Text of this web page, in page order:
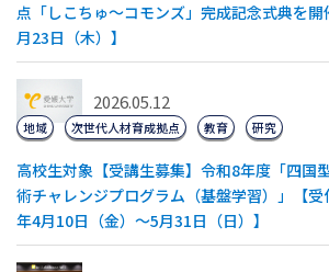
点「しこちゅ～コモンズ」完成記念式典を
月23日（木）】
2026.05.12
高校生対象【受講生募集】令和8年度「四国
術チャレンジプログラム（基盤学習）」【
年4月10日（金）～5月31日（日）】
地域 次世代人材育成拠点 教育 研究